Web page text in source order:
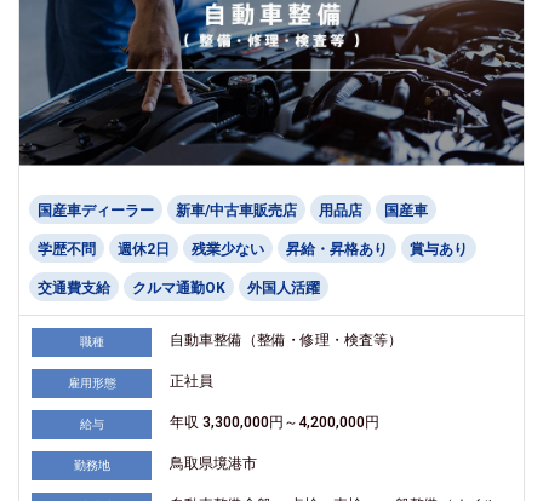
国産車ディーラー 新車/中古車販売店 用品店 国産車
学歴不問 週休2日 残業少ない 昇給・昇格あり 賞与あり
交通費支給 クルマ通勤OK 外国人活躍
職種 自動車整備（整備・修理・検査等）
雇用形態 正社員
給与 年収 3,300,000円～4,200,000円
勤務地 鳥取県境港市